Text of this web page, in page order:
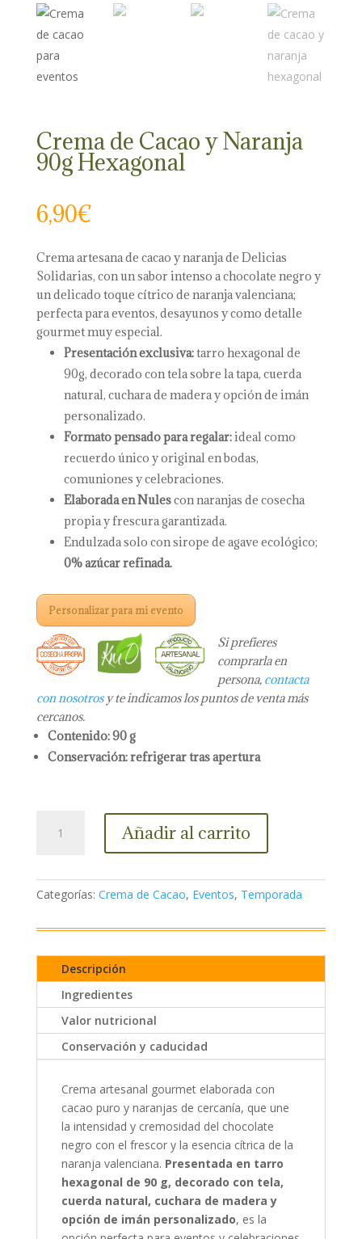
Crema de Cacao y Naranja
90g Hexagonal
6,90€
Crema artesana de cacao y naranja de Delicias
Solidarias, con un sabor intenso a chocolate negro y
un delicado toque cítrico de naranja valenciana;
perfecta para eventos, desayunos y como detalle
gourmet muy especial.
Presentación exclusiva:tarro hexagonal de
90g, decorado con tela sobre la tapa, cuerda
natural, cuchara de madera y opción de imán
personalizado.
Formato pensado para regalar:ideal como
recuerdo único y original en bodas,
comuniones y celebraciones.
Elaborada en Nulescon naranjas de cosecha
propia y frescura garantizada.
Endulzada solo con sirope de agave ecológico;
0% azúcar refinada.
Personalizar para mi evento
Si prefieres
comprarla en
persona, contacta
con nosotros y te indicamos los puntos de venta más
cercanos.
Contenido: 90 g
Conservación: refrigerar tras apertura
Naranja
Hexagonal
Añadir al carrito
Categorías: Crema de Cacao, Eventos, Temporada
Descripción
Ingredientes
Valor nutricional
Conservación y caducidad
Crema artesanal gourmet elaborada con
cacao puro y naranjas de cercanía, que une
la intensidad y cremosidad del chocolate
negro con el frescor y la esencia cítrica de la
naranja valenciana. Presentada en tarro
hexagonal de 90 g, decorado con tela,
cuerda natural, cuchara de madera y
opción de imán personalizado, es la